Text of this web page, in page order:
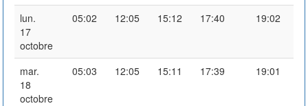
lun.
17
octobre
05:02 12:05 15:12 17:40 19:02
mar.
18
octobre
05:03 12:05 15:11 17:39 19:01